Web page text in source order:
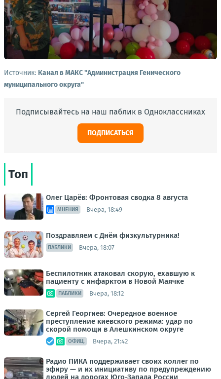
Источник: Канал в МАКС "Администрация Генического
муниципального округа"
Подписывайтесь на наш паблик в Одноклассниках
ПОДПИСАТЬСЯ
Топ
Олег Царёв: Фронтовая сводка 8 августа
МНЕНИЯ Вчера, 18:49
Поздравляем с Днём физкультурника!
ПАБЛИКИ Вчера, 18:07
Беспилотник атаковал скорую, ехавшую к
пациенту с инфарктом в Новой Маячке
ПАБЛИКИ Вчера, 18:12
Сергей Георгиев: Очередное военное
преступление киевского режима: удар по
скорой помощи в Алешкинском округе
ОФИЦ. Вчера, 21:42
Радио ПИКА поддерживает своих коллег по
эфиру — и их инициативу по предупреждению
людей на дорогах Юго-Запада России